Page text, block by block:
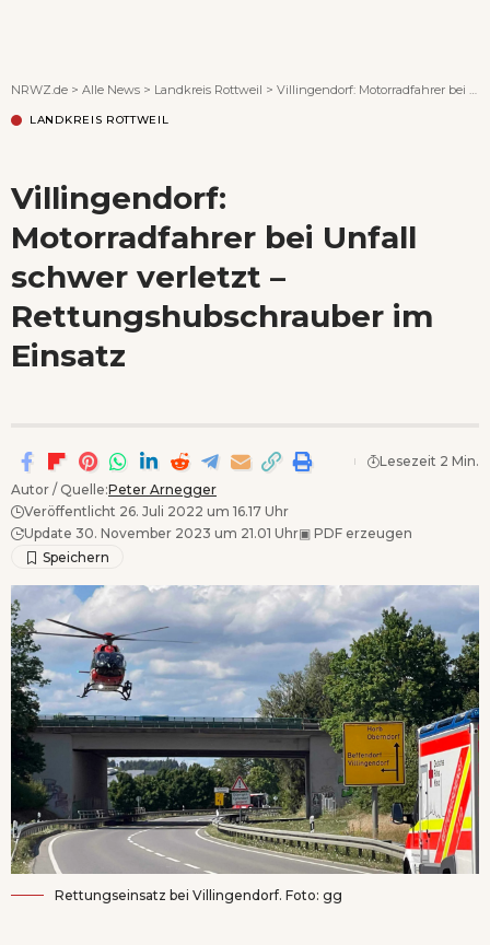
NRWZ.de > Alle News > Landkreis Rottweil > Villingendorf: Motorradfahrer bei Unfall schwer verletzt – Rettungshubschrauber im Einsatz
LANDKREIS ROTTWEIL
Villingendorf:
Motorradfahrer bei Unfall
schwer verletzt –
Rettungshubschrauber im
Einsatz
Autor / Quelle:Peter Arnegger
Veröffentlicht 26. Juli 2022 um 16.17 Uhr
Update 30. November 2023 um 21.01 Uhr▣ PDF erzeugen
Lesezeit 2 Min.
Rettungseinsatz bei Villingendorf. Foto: gg